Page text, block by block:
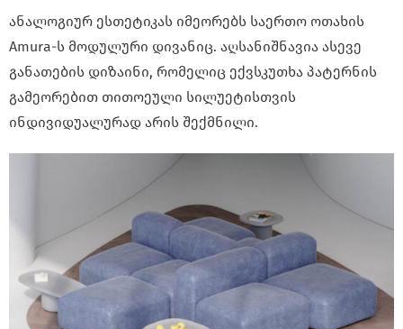
ანალოგიურ ესთეტიკას იმეორებს საერთო ოთახის
Amura-ს მოდულური დივანიც. აღსანიშნავია ასევე
განათების დიზაინი, რომელიც ექვსკუთხა პატერნის
გამეორებით თითოეული სილუეტისთვის
ინდივიდუალურად არის შექმნილი.